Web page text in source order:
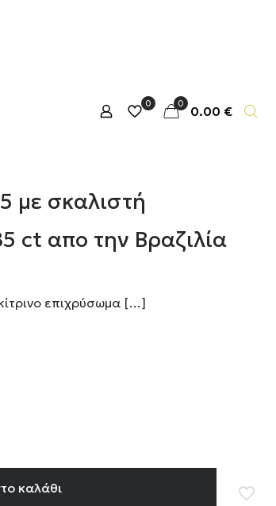
0 0 0.00 €
με σκαλιστή
ct απο την Βραζιλία
επιχρύσωμα […]
καλάθι